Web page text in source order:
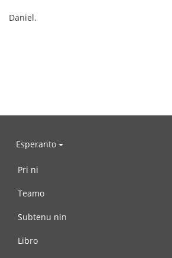
Daniel.
Esperanto
Pri ni
Teamo
Subtenu nin
Libro